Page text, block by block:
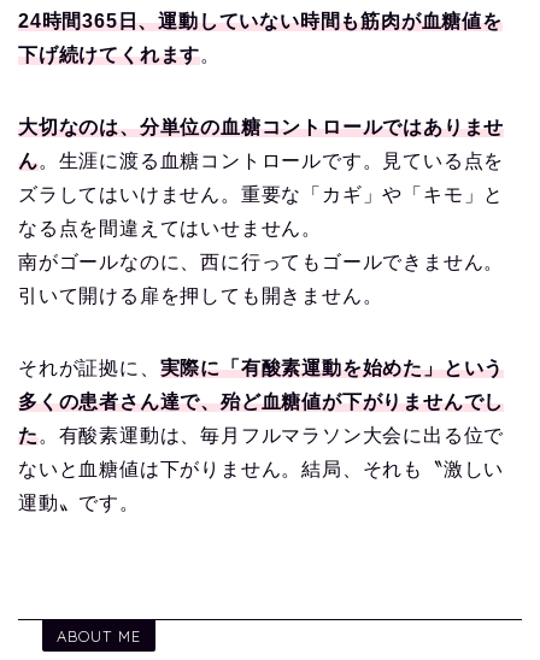
24時間365日、運動していない時間も筋肉が血糖値を
下げ続けてくれます。
大切なのは、分単位の血糖コントロールではありませ
ん。生涯に渡る血糖コントロールです。見ている点を
ズラしてはいけません。重要な「カギ」や「キモ」と
なる点を間違えてはいせません。
南がゴールなのに、西に行ってもゴールできません。
引いて開ける扉を押しても開きません。
それが証拠に、 実際に「有酸素運動を始めた」という
多くの患者さん達で、殆ど血糖値が下がりませんでし
た。有酸素運動は、毎月フルマラソン大会に出る位で
ないと血糖値は下がりません。結局、それも〝激しい
運動〟です。
ABOUT ME